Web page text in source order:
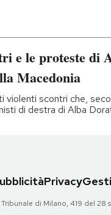
e le proteste di
Macedonia
violenti scontri che,
di destra di Alba
Privacy
di Milano, 419 del